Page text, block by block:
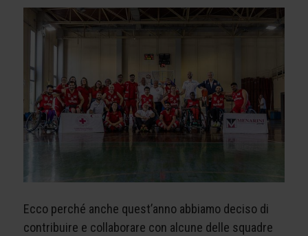
Ecco perché anche quest’anno abbiamo deciso di
contribuire e collaborare con alcune delle squadre